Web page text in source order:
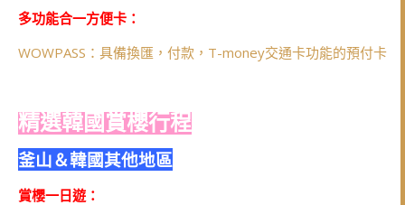
多功能合一方便卡：
WOWPASS：具備換匯，付款，T-money交通卡功能的預付卡
精選韓國賞櫻行程
釜山＆韓國其他地區
賞櫻一日遊：